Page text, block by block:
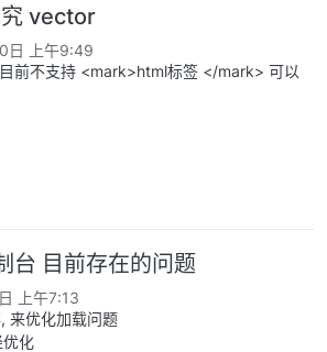
vector
日 上午9:49
前不支持 <mark>html标签 </mark> 可以
台 目前存在的问题
上午7:13
来优化加载问题
化